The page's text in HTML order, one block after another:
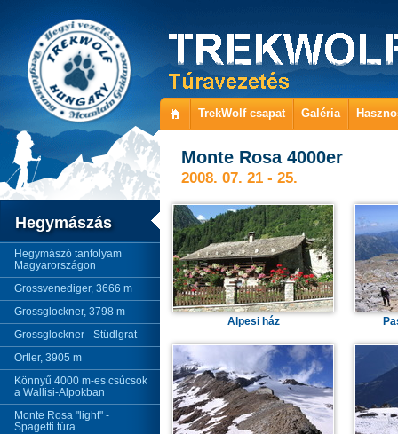
TrekWolf csapat Galéria
Hegymászás
Hegymászó tanfolyam
Magyarországon
Grossvenediger, 3666 m
Grossglockner, 3798 m
Grossglockner - Stüdlgrat
Ortler, 3905 m
Könnyű 4000 m-es csúcsok
a Wallisi-Alpokban
Monte Rosa "light" -
Spagetti túra
Monte Rosa 4000er
2008. 07. 21 - 25.
Alpesi ház